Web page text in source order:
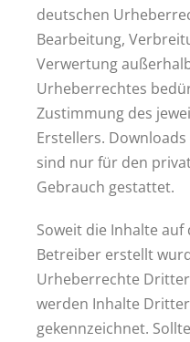
deutschen
Bearbeitung,
Verwertung
Urheberrechtes
Zustimmung des
Erstellers.
sind nur für den
Gebrauch gestattet.
Soweit die Inhalte
Betreiber erstellt
Urheberrechte
werden Inhalte
gekennzeichnet.